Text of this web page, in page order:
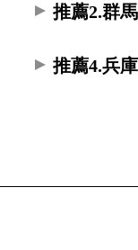
推薦2.群
推薦4.兵